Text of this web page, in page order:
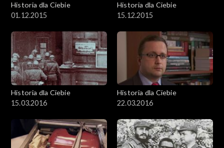
Historia dla Ciebie
01.12.2015
Historia dla Ciebie
15.12.2015
Historia dla Ciebie
15.03.2016
Historia dla Ciebie
22.03.2016